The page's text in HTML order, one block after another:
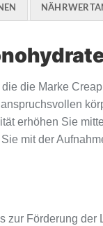
die Marke
erhöhen Sie
mit der
zur Förderung